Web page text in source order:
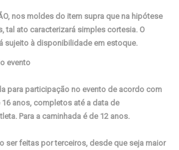
nos moldes do item supra que na hipótese
tal ato caracterizará simples cortesia. O
sujeito à disponibilidade em estoque.
evento
para participação no evento de acordo com
16 anos, completos até a data de
Para a caminhada é de 12 anos.
ser feitas por terceiros, desde que seja maior